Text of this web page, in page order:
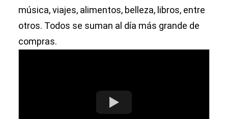
música, viajes, alimentos, belleza, libros, entre
otros. Todos se suman al día más grande de
compras.